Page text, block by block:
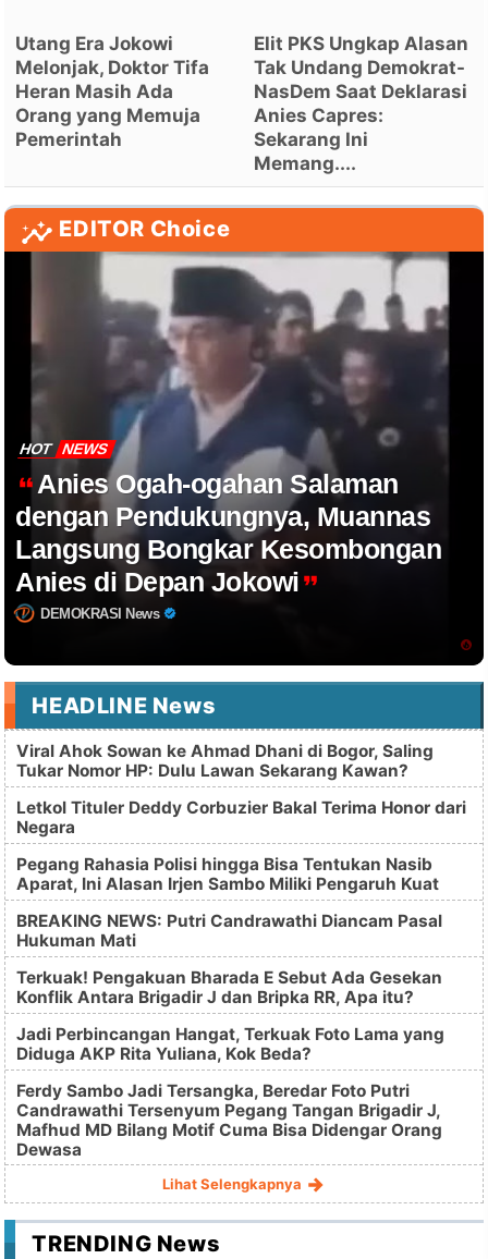
Utang Era Jokowi
Melonjak, Doktor Tifa
Heran Masih Ada
Orang yang Memuja
Pemerintah
Elit PKS Ungkap Alasan
Tak Undang Demokrat-
NasDem Saat Deklarasi
Anies Capres:
Sekarang Ini
Memang....
EDITOR Choice
HOT NEWS
Anies Ogah-ogahan Salaman
dengan Pendukungnya, Muannas
Langsung Bongkar Kesombongan
Anies di Depan Jokowi
DEMOKRASI News
HEADLINE News
Viral Ahok Sowan ke Ahmad Dhani di Bogor, Saling
Tukar Nomor HP: Dulu Lawan Sekarang Kawan?
Letkol Tituler Deddy Corbuzier Bakal Terima Honor dari
Negara
Pegang Rahasia Polisi hingga Bisa Tentukan Nasib
Aparat, Ini Alasan Irjen Sambo Miliki Pengaruh Kuat
BREAKING NEWS: Putri Candrawathi Diancam Pasal
Hukuman Mati
Terkuak! Pengakuan Bharada E Sebut Ada Gesekan
Konflik Antara Brigadir J dan Bripka RR, Apa itu?
Jadi Perbincangan Hangat, Terkuak Foto Lama yang
Diduga AKP Rita Yuliana, Kok Beda?
Ferdy Sambo Jadi Tersangka, Beredar Foto Putri
Candrawathi Tersenyum Pegang Tangan Brigadir J,
Mafhud MD Bilang Motif Cuma Bisa Didengar Orang
Dewasa
Lihat Selengkapnya
TRENDING News